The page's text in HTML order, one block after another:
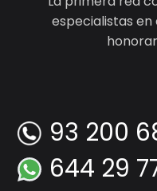
especialistas en
93 200
644 29